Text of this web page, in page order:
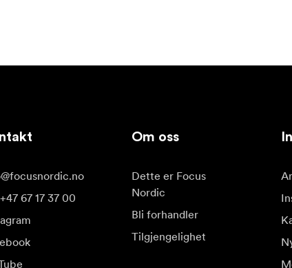
67 17 37 00
Om oss
Dette er Focus
Nordic
Bli forhandler
Tilgjengelighet